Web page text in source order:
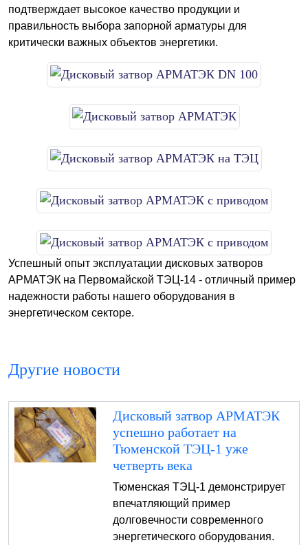
подтверждает высокое качество продукции и
правильность выбора запорной арматуры для
критически важных объектов энергетики.
Успешный опыт эксплуатации дисковых затворов
АРМАТЭК на Первомайской ТЭЦ-14 - отличный пример
надежности работы нашего оборудования в
энергетическом секторе.
Другие новости
Дисковый затвор АРМАТЭК
успешно работает на
Тюменской ТЭЦ-1 уже
четверть века
Тюменская ТЭЦ-1 демонстрирует
впечатляющий пример
долговечности современного
энергетического оборудования.